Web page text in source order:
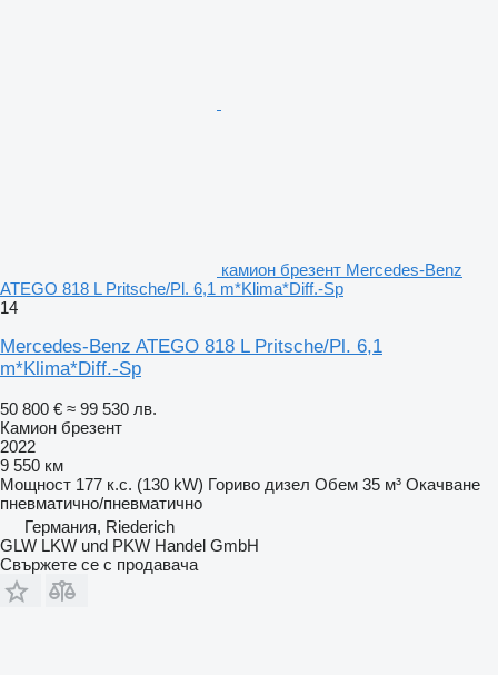
камион брезент Mercedes-Benz
ATEGO 818 L Pritsche/Pl. 6,1 m*Klima*Diff.-Sp
14
Mercedes-Benz ATEGO 818 L Pritsche/Pl. 6,1
m*Klima*Diff.-Sp
50 800 € ≈ 99 530 лв.
Камион брезент
2022
9 550 км
Мощност 177 к.с. (130 kW) Гориво дизел Обем 35 м³ Окачване
пневматично/пневматично
Германия, Riederich
GLW LKW und PKW Handel GmbH
Свържете се с продавача